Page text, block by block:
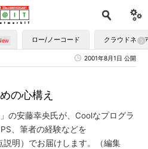
ロー/ノーコード クラウドネイ
2001年8月1日 公開
の心構え
の安藤幸央氏が、Coolなプログラ
、筆者の経験などを
説明）でお届けします。（編集